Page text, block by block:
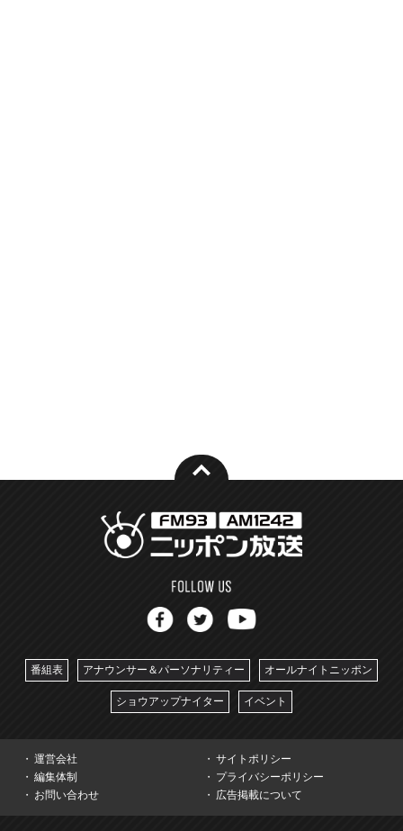
番組表 アナウンサー＆パーソナリティー オールナイトニッポン
ショウアップナイター イベント
運営会社
サイトポリシー
編集体制
プライバシーポリシー
お問い合わせ
広告掲載について